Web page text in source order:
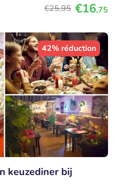
€25,95 €16,75
42% réduction
keuzediner bij